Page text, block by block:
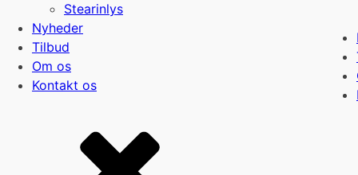
Stearinlys
Nyheder
Tilbud
Om os
Kontakt os